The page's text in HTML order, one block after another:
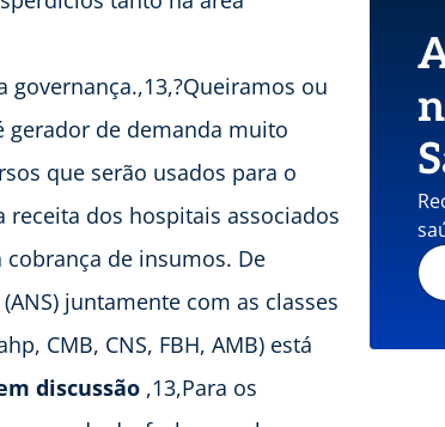
ou
gerador de demanda muito
que serão usados para o
receita dos hospitais associados
de insumos. De
juntamente com as classes
CMB, CNS, FBH, AMB) está
discussão ,13,Para os